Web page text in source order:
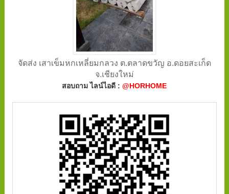
จัดส่ง เสาเข็มหกเหลี่ยมกลวง ต.ตลาดขวัญ อ.ดอยสะเก็ด
จ.เชียงใหม่
สอบถาม ไลน์ไอดี :@HORHOME